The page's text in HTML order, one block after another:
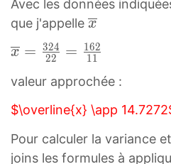
5
×
4
+
(
7
×
6
Avec les données
que j'appelle x
‾
\
o
e
r
l
x
x
=
3
4
x = 22
324 = 11
162
valeur approchée :
$\overline{x} \app
Pour calculer la variance
joins les formules à